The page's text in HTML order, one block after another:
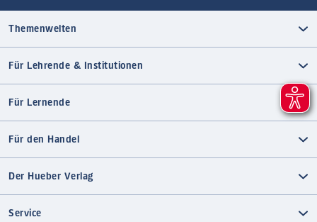
Themenwelten
Für Lehrende & Institutionen
Für Lernende
Für den Handel
Der Hueber Verlag
Service